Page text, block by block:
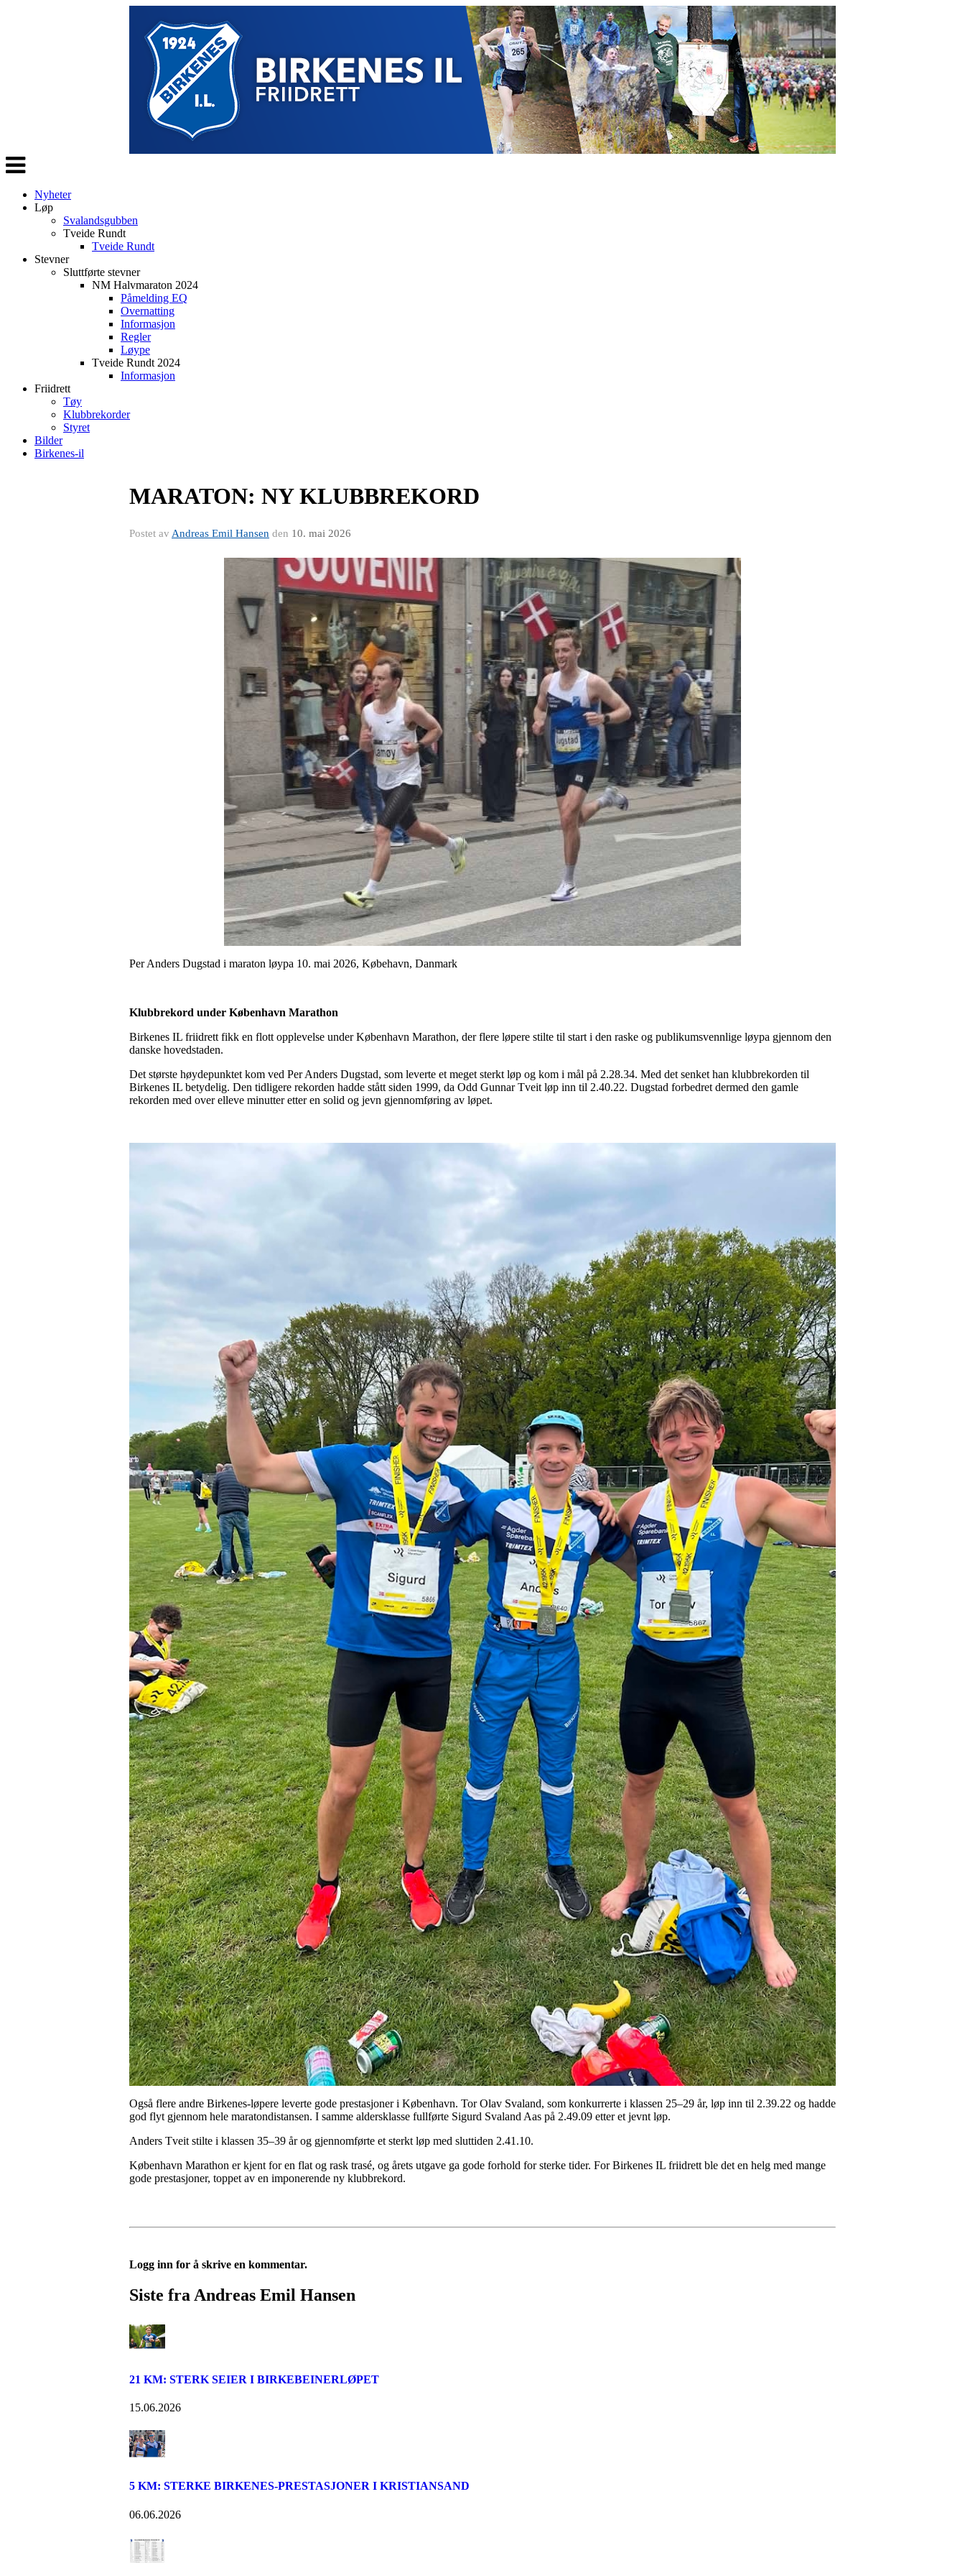
Veksle
navigasjon
Nyheter
Løp
Svalandsgubben
Tveide Rundt
Tveide Rundt
Stevner
Sluttførte stevner
NM Halvmaraton 2024
Påmelding EQ
Overnatting
Informasjon
Regler
Løype
Tveide Rundt 2024
Informasjon
Friidrett
Tøy
Klubbrekorder
Styret
Bilder
Birkenes-il
MARATON: NY KLUBBREKORD
Postet av Andreas Emil Hansen den 10. mai 2026
Per Anders Dugstad i maraton løypa 10. mai 2026, Købehavn, Danmark
Klubbrekord under København Marathon
Birkenes IL friidrett fikk en flott opplevelse under København Marathon, der flere løpere stilte til start i den raske og publikumsvennlige løypa gjennom den
danske hovedstaden.
Det største høydepunktet kom ved Per Anders Dugstad, som leverte et meget sterkt løp og kom i mål på 2.28.34. Med det senket han klubbrekorden til
Birkenes IL betydelig. Den tidligere rekorden hadde stått siden 1999, da Odd Gunnar Tveit løp inn til 2.40.22. Dugstad forbedret dermed den gamle
rekorden med over elleve minutter etter en solid og jevn gjennomføring av løpet.
Også flere andre Birkenes-løpere leverte gode prestasjoner i København. Tor Olav Svaland, som konkurrerte i klassen 25–29 år, løp inn til 2.39.22 og hadde
god flyt gjennom hele maratondistansen. I samme aldersklasse fullførte Sigurd Svaland Aas på 2.49.09 etter et jevnt løp.
Anders Tveit stilte i klassen 35–39 år og gjennomførte et sterkt løp med sluttiden 2.41.10.
København Marathon er kjent for en flat og rask trasé, og årets utgave ga gode forhold for sterke tider. For Birkenes IL friidrett ble det en helg med mange
gode prestasjoner, toppet av en imponerende ny klubbrekord.
Logg inn for å skrive en kommentar.
Siste fra Andreas Emil Hansen
21 KM: STERK SEIER I BIRKEBEINERLØPET
15.06.2026
5 KM: STERKE BIRKENES-PRESTASJONER I KRISTIANSAND
06.06.2026